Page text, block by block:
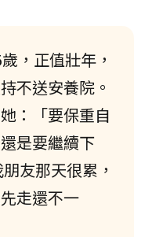
，正值壯年，
不送安養院。
：「要保重自
是要繼續下
友那天很累，
走還不一